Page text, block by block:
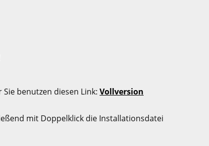
benutzen diesen Link: Vollversion
mit Doppelklick die Installationsdatei